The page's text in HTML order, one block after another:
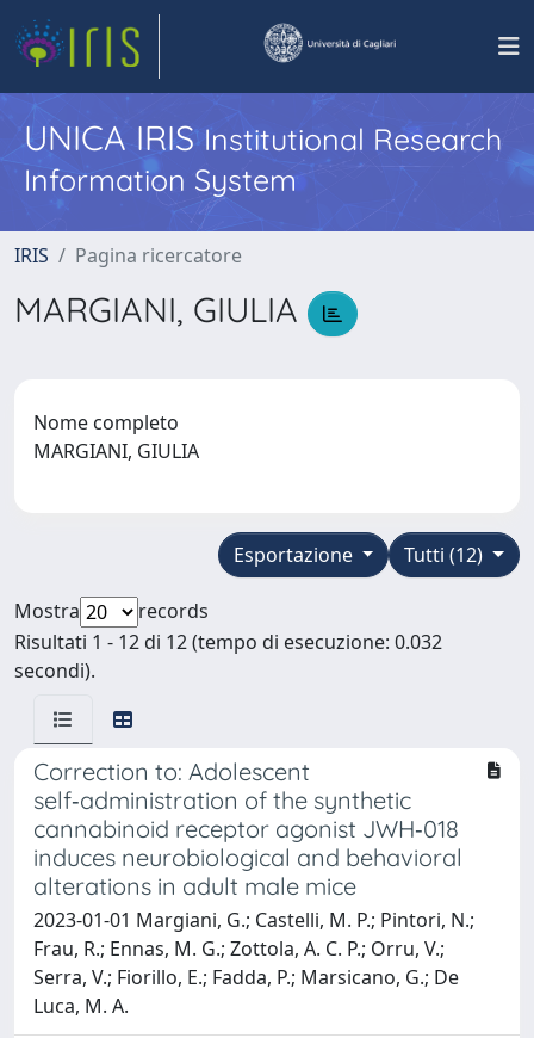
UNICA IRISInstitutional Research
Information System
IRIS Pagina ricercatore
MARGIANI, GIULIA
Nome completo
MARGIANI, GIULIA
Tutti (12)
Esportazione
Mostra
records
Risultati 1 - 12 di 12 (tempo di esecuzione: 0.032
secondi).
Correction to: Adolescent
self‑administration of the synthetic
cannabinoid receptor agonist JWH‑018
induces neurobiological and behavioral
alterations in adult male mice
2023-01-01 Margiani, G.; Castelli, M. P.; Pintori, N.;
Frau, R.; Ennas, M. G.; Zottola, A. C. P.; Orru, V.;
Serra, V.; Fiorillo, E.; Fadda, P.; Marsicano, G.; De
Luca, M. A.